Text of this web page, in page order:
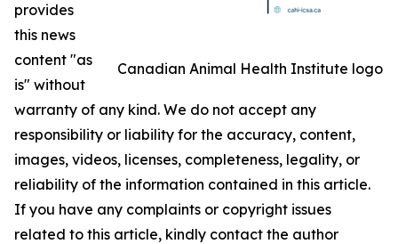
Canadian Animal Health Institute logo
provides
this news
content "as
is" without
warranty of any kind. We do not accept any
responsibility or liability for the accuracy, content,
images, videos, licenses, completeness, legality, or
reliability of the information contained in this article.
If you have any complaints or copyright issues
related to this article, kindly contact the author